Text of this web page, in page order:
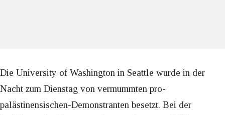
Die University of Washington in Seattle wurde in der
Nacht zum Dienstag von vermummten pro-
palästinensischen-Demonstranten besetzt. Bei der